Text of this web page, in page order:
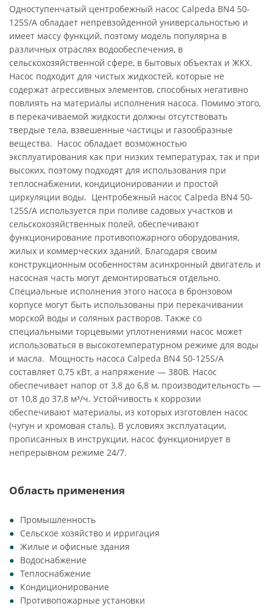
Одноступенчатый центробежный насос Calpeda BN4 50-
125S/A обладает непревзойденной универсальностью и
имеет массу функций, поэтому модель популярна в
различных отраслях водообеспечения, в
сельскохозяйственной сфере, в бытовых объектах и ЖКХ.
Насос подходит для чистых жидкостей, которые не
содержат агрессивных элементов, способных негативно
повлиять на материалы исполнения насоса. Помимо этого,
в перекачиваемой жидкости должны отсутствовать
твердые тела, взвешенные частицы и газообразные
вещества. Насос обладает возможностью
эксплуатирования как при низких температурах, так и при
высоких, поэтому подходят для использования при
теплоснабжении, кондиционировании и простой
циркуляции воды. Центробежный насос Calpeda BN4 50-
125S/A используется при поливе садовых участков и
сельскохозяйственных полей, обеспечивают
функционирование противопожарного оборудования,
жилых и коммерческих зданий. Благодаря своим
конструкционным особенностям асинхронный двигатель и
насосная часть могут демонтироваться отдельно.
Специальные исполнения этого насоса в бронзовом
корпусе могут быть использованы при перекачивании
морской воды и соляных растворов. Также со
специальными торцевыми уплотнениями насос может
использоваться в высокотемпературном режиме для воды
и масла. Мощность насоса Calpeda BN4 50-125S/A
составляет 0,75 кВт, а напряжение — 380В. Насос
обеспечивает напор от 3,8 до 6,8 м, производительность —
от 10,8 до 37,8 м³/ч. Устойчивость к коррозии
обеспечивают материалы, из которых изготовлен насос
(чугун и хромовая сталь). В условиях эксплуатации,
прописанных в инструкции, насос функционирует в
непрерывном режиме 24/7.
Область применения
Промышленность
Сельское хозяйство и ирригация
Жилые и офисные здания
Водоснабжение
Теплоснабжение
Кондиционирование
Противопожарные установки